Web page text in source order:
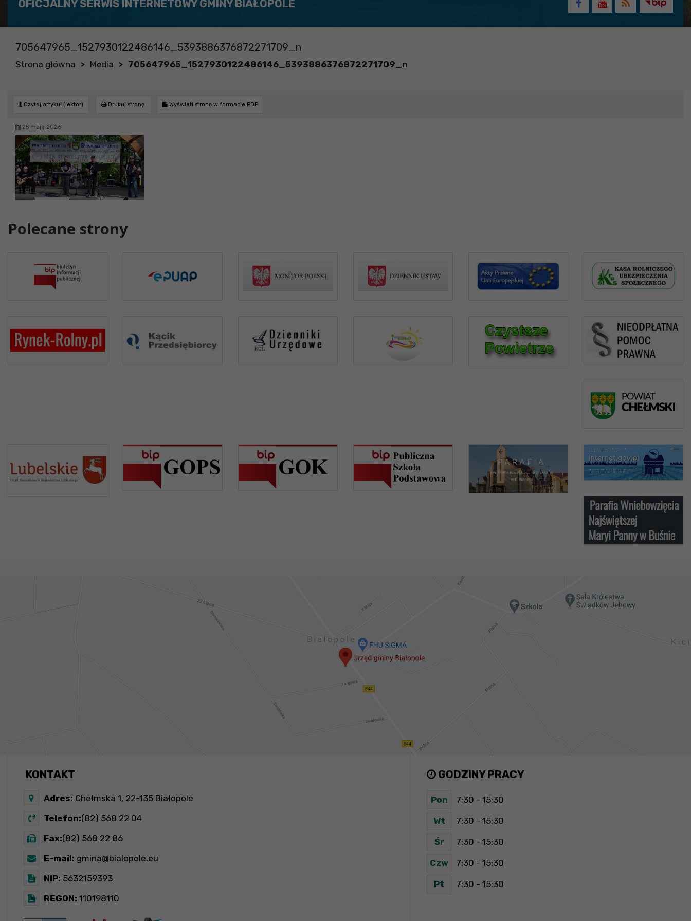
OFICJALNY SERWIS INTERNETOWY GMINY BIAŁOPOLE
705647965_1527930122486146_5393886376872271709_n
Strona główna > Media > 705647965_1527930122486146_5393886376872271709_n
Czytaj artykuł (lektor) Drukuj stronę Wyświetl stronę w formacie PDF
25 maja 2026
Polecane strony
KONTAKT
Adres: Chełmska 1, 22-135 Białopole
Telefon:(82) 568 22 04
Fax:(82) 568 22 86
E-mail: gmina@bialopole.eu
NIP: 5632159393
REGON: 110198110
GODZINY PRACY
Pon 7:30 - 15:30
Wt 7:30 - 15:30
Śr 7:30 - 15:30
Czw 7:30 - 15:30
Pt 7:30 - 15:30